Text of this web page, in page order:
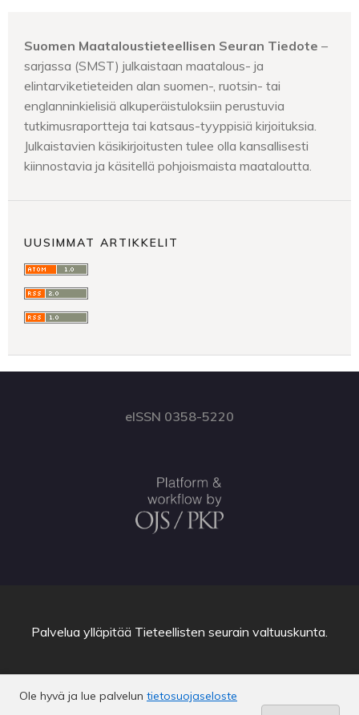
Suomen Maataloustieteellisen Seuran Tiedote –
sarjassa (SMST) julkaistaan maatalous- ja
elintarviketieteiden alan suomen-, ruotsin- tai
englanninkielisiä alkuperäistuloksiin perustuvia
tutkimusraportteja tai katsaus-tyyppisiä kirjoituksia.
Julkaistavien käsikirjoitusten tulee olla kansallisesti
kiinnostavia ja käsitellä pohjoismaista maataloutta.
UUSIMMAT ARTIKKELIT
eISSN 0358-5220
Ole hyvä ja lue palvelun tietosuojaseloste
Palvelua ylläpitää Tieteellisten seurain valtuuskunta.